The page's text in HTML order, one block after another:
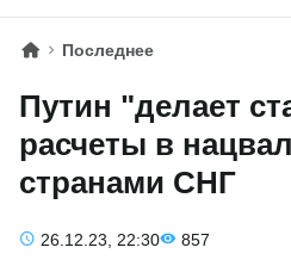
Последнее
Путин "делает
расчеты в
странами СНГ
26.12.23, 22:30 857